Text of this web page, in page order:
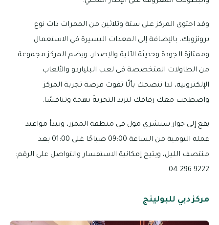
وقد احتوى المركز على ستة وثلاثين من الممرات ذات نوع
برونزويك، بالإضافة إلى المعدات اليسيرة في الاستعمال
وممتازة الجودة وحديثة الآلية والإصدار، ويضم المركز مجموعة
من الطاولات المتخصصة في لعب البلياردو والألعاب
الإلكترونية، لذا ننصحك بألّا تفوت فرصة تجربة المركز
واصطحب معك رفاقك لتزيد التجربةَ بهجة وتنافسًا.
يقع إلى جوار سنشري مول في منطقة الممزر، وتبدأ مواعيد
عمله اليومية من الساعة 09:00 صباحًا غلى 01:00 بعد
منتصف الليل، ويتيح إمكانية الاستفسار والتواصل على الرقم:
9222 296 04
مركز دبي للبولينج